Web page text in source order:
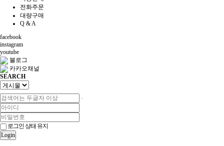
전화주문
대량구매
Q & A
facebook
instagram
youtube
블로그
카카오채널
SEARCH
로그인 상태 유지
Login